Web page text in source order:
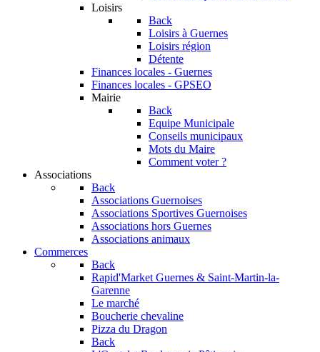
Loisirs
Back
Loisirs à Guernes
Loisirs région
Détente
Finances locales - Guernes
Finances locales - GPSEO
Mairie
Back
Equipe Municipale
Conseils municipaux
Mots du Maire
Comment voter ?
Associations
Back
Associations Guernoises
Associations Sportives Guernoises
Associations hors Guernes
Associations animaux
Commerces
Back
Rapid'Market Guernes & Saint-Martin-la-
Garenne
Le marché
Boucherie chevaline
Pizza du Dragon
Back